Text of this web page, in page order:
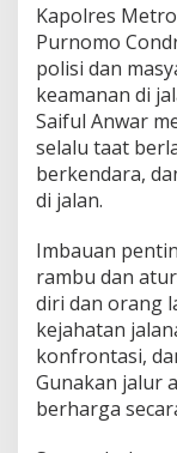
Kapolres
Purnomo
polisi dan
keamanan di
Saiful Anwar
selalu taat
berkendara,
di jalan.
Imbauan
rambu dan
diri dan orang
kejahatan
konfrontasi,
Gunakan jalur
berharga